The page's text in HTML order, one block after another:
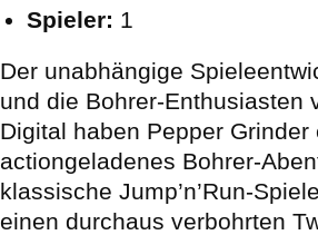
Spieler: 1
Der unabhängige
und die Bohrer-Enthusiasten
Digital haben Pepper Grinder
actiongeladenes Bohrer-
klassische Jump’n’Run-
einen durchaus verbohrten